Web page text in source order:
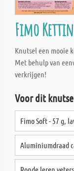
Fimo
Knutsel een mooie
Met behulp van
verkrijgen!
Voor dit
Fimo Soft - 57 g,
Aluminiumdraad